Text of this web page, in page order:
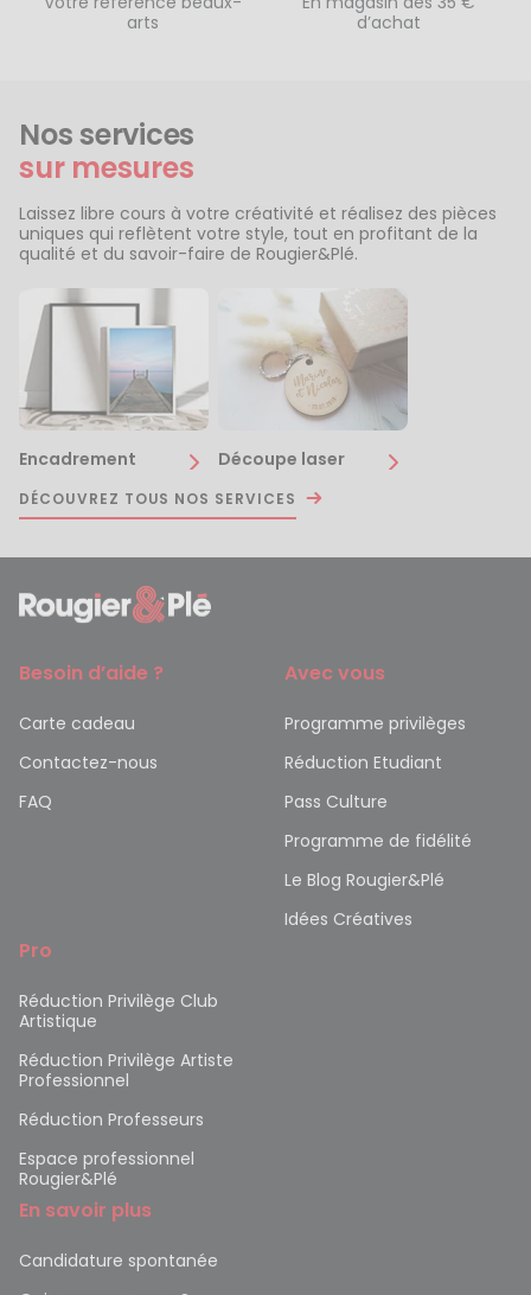
arts
d’achat
Nos services
sur mesures
Laissez libre cours à votre créativité et réalisez des pièces
uniques qui reflètent votre style, tout en profitant de la
qualité et du savoir-faire de Rougier&Plé.
Encadrement Découpe laser
DÉCOUVREZ TOUS NOS SERVICES
Besoin d’aide ?
Carte cadeau
Contactez-nous
FAQ
Avec vous
Programme privilèges
Réduction Etudiant
Pass Culture
Programme de fidélité
Le Blog Rougier&Plé
Idées Créatives
Pro
Réduction Privilège Club
Artistique
Réduction Privilège Artiste
Professionnel
Réduction Professeurs
Espace professionnel
Rougier&Plé
En savoir plus
Candidature spontanée